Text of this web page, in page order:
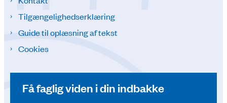
Tilgængelighedserklæring
Guide til oplæsning af tekst
Cookies
Få faglig viden i din indbakke